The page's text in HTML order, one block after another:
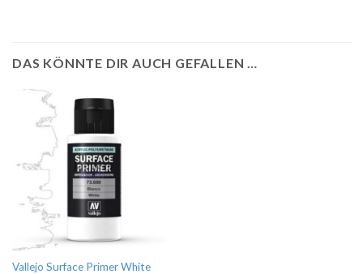
DAS KÖNNTE DIR AUCH GEFALLEN …
Vallejo Surface Primer White